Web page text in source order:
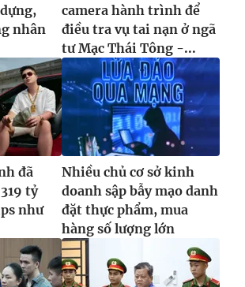
nhân
camera hành trình để
điều tra vụ tai nạn ở ngã
tư Mạc Thái Tông -...
đã
tỷ
như
Nhiều chủ cơ sở kinh
doanh sập bẫy mạo danh
đặt thực phẩm, mua
hàng số lượng lớn